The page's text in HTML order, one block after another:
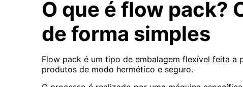
O que é flow pack?
de forma simples
Flow pack é um tipo de embalagem flexível feita
produtos de modo hermético e seguro.